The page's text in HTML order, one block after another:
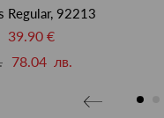
Regular, 92213
39.90 €
78.04 лв.